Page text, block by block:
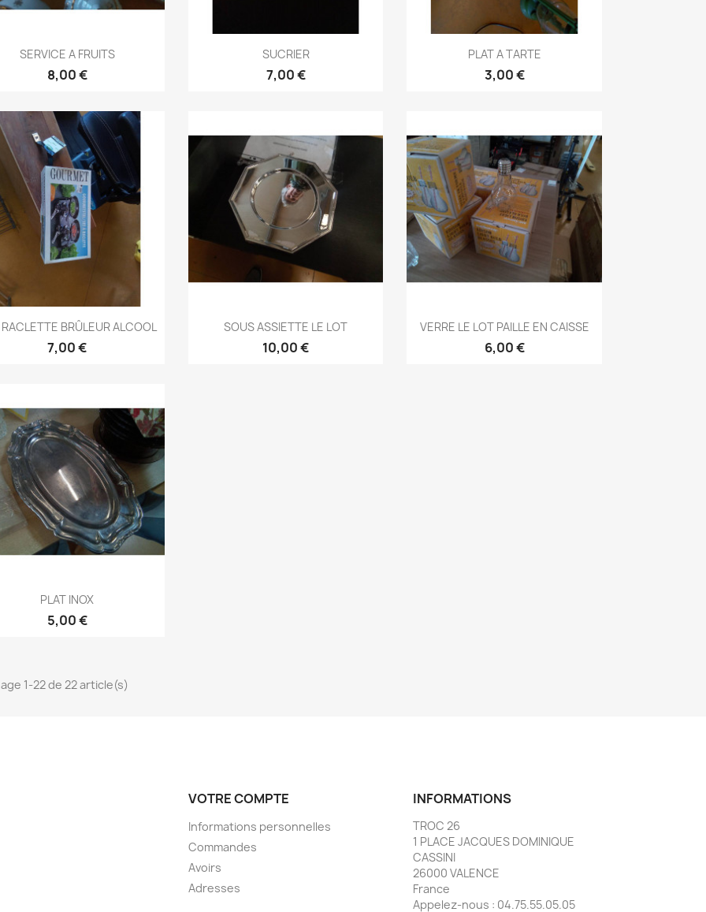
Aperçu rapide
SERVICE A FRUITS
8,00 €
Aperçu rapide
SUCRIER
7,00 €
Aperçu rapide
PLAT A TARTE
3,00 €
Aperçu rapide
BRÛLEUR ALCOOL
7,00 €
Aperçu rapide
SOUS ASSIETTE LE LOT
10,00 €
Aperçu rapide
VERRE LE LOT PAILLE EN CAISSE
6,00 €
Aperçu rapide
PLAT INOX
5,00 €
1-22 de 22 article(s)
VOTRE COMPTE
Informations personnelles
Commandes
Avoirs
Adresses
INFORMATIONS
TROC 26
1 PLACE JACQUES DOMINIQUE
CASSINI
26000 VALENCE
France
Appelez-nous : 04.75.55.05.05